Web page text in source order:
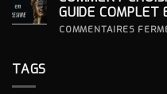
GUIDE COMPLET
COMMENTAIRES
TAGS